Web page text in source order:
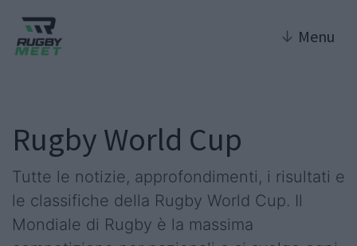
↓ Menu
Rugby World Cup
Tutte le notizie, approfondimenti, i risultati e
le classifiche della Rugby World Cup. Il
Mondiale di Rugby è la massima